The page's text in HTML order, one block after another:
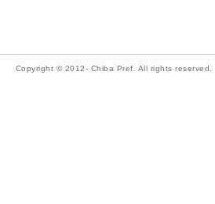
Copyright © 2012- Chiba Pref. All rights reserved.